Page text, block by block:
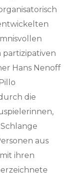
partizipativen
Hans Nenoff
die
aus
ihren